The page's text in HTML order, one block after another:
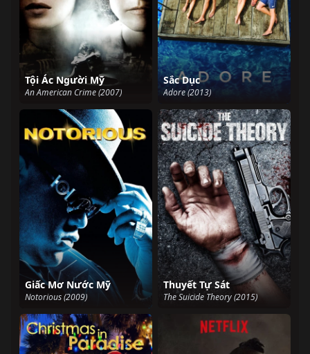
Tội Ác Người Mỹ
An American Crime (2007)
Sắc Dục
Adore (2013)
Giấc Mơ Nước Mỹ
Notorious (2009)
Thuyết Tự Sát
The Suicide Theory (2015)